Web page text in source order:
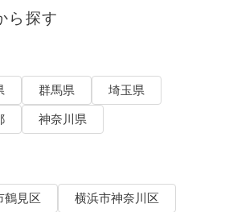
ら探す
群馬県
埼玉県
神奈川県
鶴見区
横浜市神奈川区